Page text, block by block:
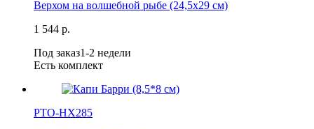
Верхом на волшебной рыбе (24,5х29 см)
1 544 р.
Под заказ1-2 недели
Есть комплект
РТО-НХ285